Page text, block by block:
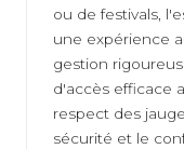
ou de festivals,
une expérience
gestion
d'accès efficace
respect des
sécurité et le